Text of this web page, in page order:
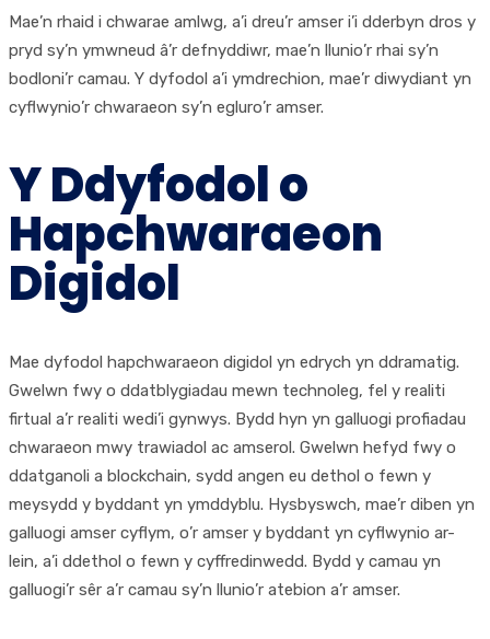
Mae’n rhaid i chwarae amlwg, a’i dreu’r amser i’i dderbyn dros y
pryd sy’n ymwneud â’r defnyddiwr, mae’n llunio’r rhai sy’n
bodloni’r camau. Y dyfodol a’i ymdrechion, mae’r diwydiant yn
cyflwynio’r chwaraeon sy’n egluro’r amser.
Y Ddyfodol o
Hapchwaraeon
Digidol
Mae dyfodol hapchwaraeon digidol yn edrych yn ddramatig.
Gwelwn fwy o ddatblygiadau mewn technoleg, fel y realiti
firtual a’r realiti wedi’i gynwys. Bydd hyn yn galluogi profiadau
chwaraeon mwy trawiadol ac amserol. Gwelwn hefyd fwy o
ddatganoli a blockchain, sydd angen eu dethol o fewn y
meysydd y byddant yn ymddyblu. Hysbyswch, mae’r diben yn
galluogi amser cyflym, o’r amser y byddant yn cyflwynio ar-
lein, a’i ddethol o fewn y cyffredinwedd. Bydd y camau yn
galluogi’r sêr a’r camau sy’n llunio’r atebion a’r amser.